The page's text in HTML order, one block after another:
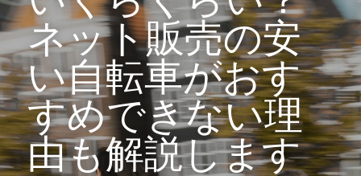
電動アシスト自転車COOZY Light
電動クロスバイク URBAN BELT 650
子供自転車wimo kids
外商・卸
実店舗
CASA WIMO | wimo ショールーム
BASE WIMO | wimo ショールーム
取扱い販売店
取扱い店募集 | 法人問い合わせ
ニュース
お知らせ
ブログ
イベント
サポート
採用情報
保証に関して
企業情報
会社紹介
コミュニティ
ネット販売の安
い自転車がおす
すめできない理
由も解説します